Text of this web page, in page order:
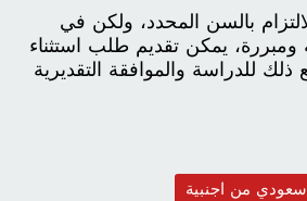
بالسن المحدد، ولكن في
ومبررة، يمكن تقديم طلب استثناء
للدراسة والموافقة التقديرية
من اجنبية